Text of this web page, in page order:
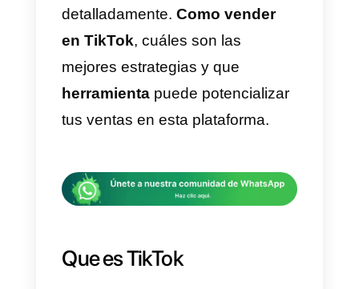
grandes inconvenientes de este
nuevo estilo, es el cómo
completar las ventas en dicha
plataforma. Asimismo, las
viralizar el contenido que
compartes y como llamar la